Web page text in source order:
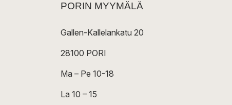
PORIN MYYMÄLÄ
Gallen-Kallelankatu 20
28100 PORI
Ma – Pe 10-18
La 10 – 15